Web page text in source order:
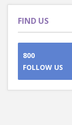
FIND US
800
FOLLOW US